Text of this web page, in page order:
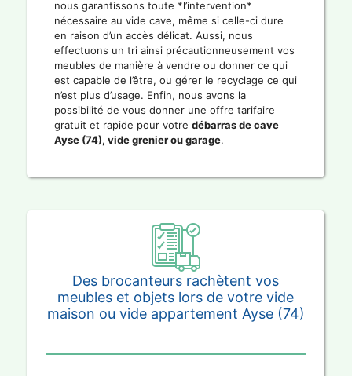
nous garantissons toute *l’intervention*
nécessaire au vide cave, même si celle-ci dure
en raison d’un accès délicat. Aussi, nous
effectuons un tri ainsi précautionneusement vos
meubles de manière à vendre ou donner ce qui
est capable de l’être, ou gérer le recyclage ce qui
n’est plus d’usage. Enfin, nous avons la
possibilité de vous donner une offre tarifaire
gratuit et rapide pour votre débarras de cave
Ayse (74), vide grenier ou garage.
Des brocanteurs rachètent vos
meubles et objets lors de votre vide
maison ou vide appartement Ayse (74)